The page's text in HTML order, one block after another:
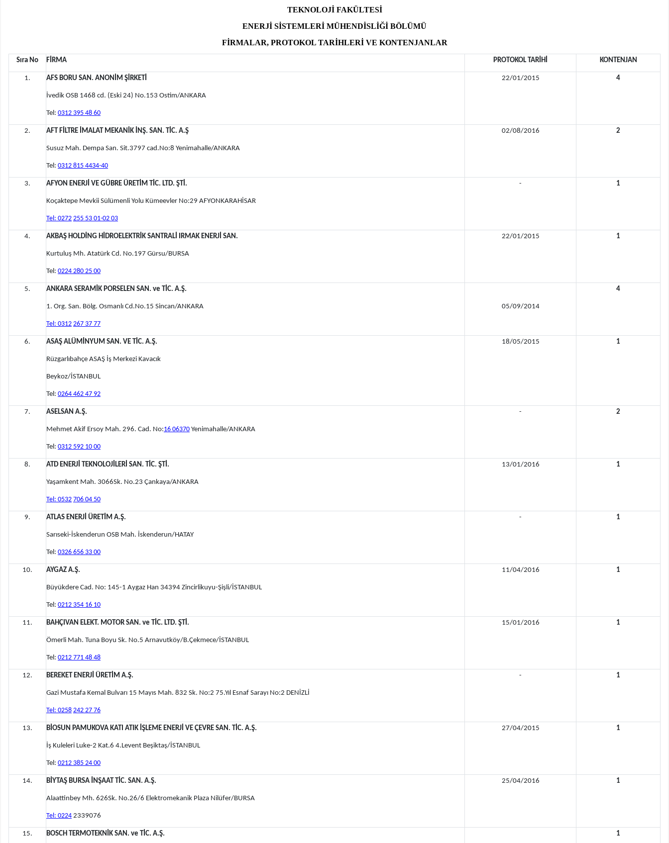
TEKNOLOJİ FAKÜLTESİ
ENERJİ SİSTEMLERİ MÜHENDİSLİĞİ BÖLÜMÜ
FİRMALAR, PROTOKOL TARİHLERİ VE KONTENJANLAR
Sıra No FİRMA PROTOKOL TARİHİ KONTENJAN
1. AFS BORU SAN. ANONİM ŞİRKETİ
İvedik OSB 1468 cd. (Eski 24) No.153 Ostim/ANKARA
Tel: 0312 395 48 60
22/01/2015 4
2. AFT FİLTRE İMALAT MEKANİK İNŞ. SAN. TİC. A.Ş
Susuz Mah. Dempa San. Sit.3797 cad.No:8 Yenimahalle/ANKARA
Tel: 0312 815 4434-40
02/08/2016 2
3. AFYON ENERJİ VE GÜBRE ÜRETİM TİC. LTD. ŞTİ.
Koçaktepe Mevkii Sülümenli Yolu Kümeevler No:29 AFYONKARAHİSAR
Tel: 0272 255 53 01-02 03
- 1
4. AKBAŞ HOLDİNG HİDROELEKTRİK SANTRALİ IRMAK ENERJİ SAN.
Kurtuluş Mh. Atatürk Cd. No.197 Gürsu/BURSA
Tel: 0224 280 25 00
22/01/2015 1
5. ANKARA SERAMİK PORSELEN SAN. ve TİC. A.Ş.
1. Org. San. Bölg. Osmanlı Cd.No.15 Sincan/ANKARA
Tel: 0312 267 37 77
05/09/2014
4
6. ASAŞ ALÜMİNYUM SAN. VE TİC. A.Ş.
Rüzgarlıbahçe ASAŞ İş Merkezi Kavacık
Beykoz/İSTANBUL
Tel: 0264 462 47 92
18/05/2015 1
7. ASELSAN A.Ş.
Mehmet Akif Ersoy Mah. 296. Cad. No:16 06370 Yenimahalle/ANKARA
Tel: 0312 592 10 00
- 2
8. ATD ENERJİ TEKNOLOJİLERİ SAN. TİC. ŞTİ.
Yaşamkent Mah. 3066Sk. No.23 Çankaya/ANKARA
Tel: 0532 706 04 50
13/01/2016 1
9. ATLAS ENERJİ ÜRETİM A.Ş.
Sarıseki-İskenderun OSB Mah. İskenderun/HATAY
Tel: 0326 656 33 00
- 1
10. AYGAZ A.Ş.
Büyükdere Cad. No: 145-1 Aygaz Han 34394 Zincirlikuyu-Şişli/İSTANBUL
Tel: 0212 354 16 10
11/04/2016 1
11. BAHÇIVAN ELEKT. MOTOR SAN. ve TİC. LTD. ŞTİ.
Ömerli Mah. Tuna Boyu Sk. No.5 Arnavutköy/B.Çekmece/İSTANBUL
Tel: 0212 771 48 48
15/01/2016 1
12. BEREKET ENERJİ ÜRETİM A.Ş.
Gazi Mustafa Kemal Bulvarı 15 Mayıs Mah. 832 Sk. No:2 75.Yıl Esnaf Sarayı No:2 DENİZLİ
Tel: 0258 242 27 76
- 1
13. BİOSUN PAMUKOVA KATI ATIK İŞLEME ENERJİ VE ÇEVRE SAN. TİC. A.Ş.
İş Kuleleri Luke-2 Kat.6 4.Levent Beşiktaş/İSTANBUL
Tel: 0212 385 24 00
27/04/2015 1
14. BİYTAŞ BURSA İNŞAAT TİC. SAN. A.Ş.
Alaattinbey Mh. 626Sk. No.26/6 Elektromekanik Plaza Nilüfer/BURSA
Tel: 0224 2339076
25/04/2016 1
15. BOSCH TERMOTEKNİK SAN. ve TİC. A.Ş. 1